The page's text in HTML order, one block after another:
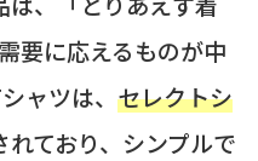
要に応えるものが中
ャツは、 セレクトシ
れており、シンプルで